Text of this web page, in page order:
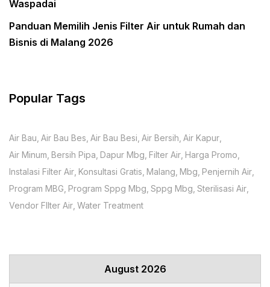
Waspadai
Panduan Memilih Jenis Filter Air untuk Rumah dan
Bisnis di Malang 2026
Popular Tags
Air Bau Air Bau Bes Air Bau Besi Air Bersih Air Kapur
Air Minum Bersih Pipa Dapur Mbg Filter Air Harga Promo
Instalasi Filter Air Konsultasi Gratis Malang Mbg Penjernih Air
Program MBG Program Sppg Mbg Sppg Mbg Sterilisasi Air
Vendor FIlter Air Water Treatment
August 2026